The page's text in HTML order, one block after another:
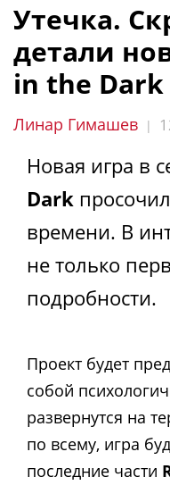
Утечка.
детали
in the Dark
Линар Гимашев |
Новая игра в
Dark
времени. В
не только
подробности.
Проект будет
собой
развернутся на
по всему, игра
последние части